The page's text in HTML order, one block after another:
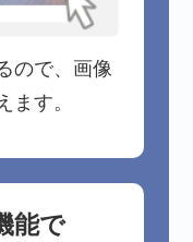
ので、画像
ます。
能で